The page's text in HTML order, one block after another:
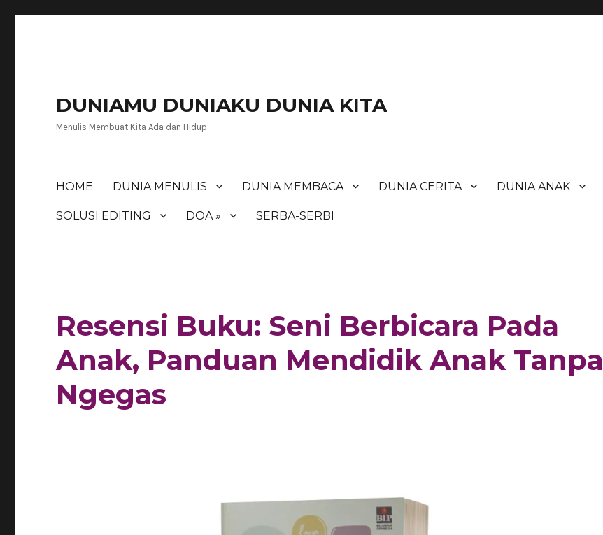
DUNIAMU DUNIAKU DUNIA KITA
Menulis Membuat Kita Ada dan Hidup
HOME DUNIA MENULIS DUNIA MEMBACA DUNIA CERITA DUNIA ANAK
SOLUSI EDITING DOA » SERBA-SERBI
Resensi Buku: Seni Berbicara Pada
Anak, Panduan Mendidik Anak Tanpa
Ngegas